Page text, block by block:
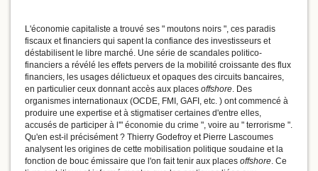
L'économie capitaliste a trouvé ses " moutons noirs ", ces paradis
fiscaux et financiers qui sapent la confiance des investisseurs et
déstabilisent le libre marché. Une série de scandales politico-
financiers a révélé les effets pervers de la mobilité croissante des flux
financiers, les usages délictueux et opaques des circuits bancaires,
en particulier ceux donnant accès aux places offshore. Des
organismes internationaux (OCDE, FMI, GAFI, etc. ) ont commencé à
produire une expertise et à stigmatiser certaines d'entre elles,
accusés de participer à l'" économie du crime ", voire au " terrorisme ".
Qu'en est-il précisément ? Thierry Godefroy et Pierre Lascoumes
analysent les origines de cette mobilisation politique soudaine et la
fonction de bouc émissaire que l'on fait tenir aux places offshore. Ce